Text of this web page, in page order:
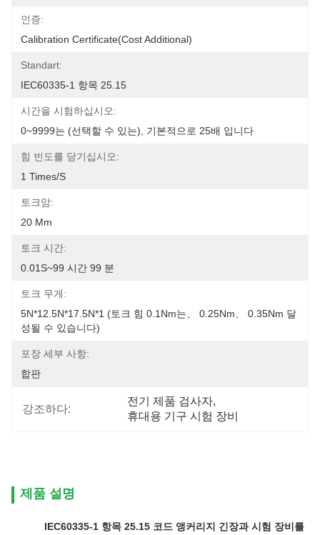
인증:
Calibration Certificate(cost Additional)
Standart:
IEC60335-1 항목 25.15
시간을 시험하십시오:
0~9999는 (선택할 수 있는), 기본적으로 25배 입니다
힘 빈도를 당기십시오:
1 Times/s
토크암:
20 Mm
토크 시간:
0.01S~99 시간 99 분
토크 무게:
5N*12.5N*17.5N*1 (토크 힘 0.1Nm는、 0.25Nm、 0.35Nm 달
성될 수 있습니다)
포장 세부 사항:
합판
강조하다:
전기 제품 검사자,
휴대용 기구 시험 장비
제품 설명
IEC60335-1 항목 25.15 코드 앵커리지 긴장과 시험 장비를